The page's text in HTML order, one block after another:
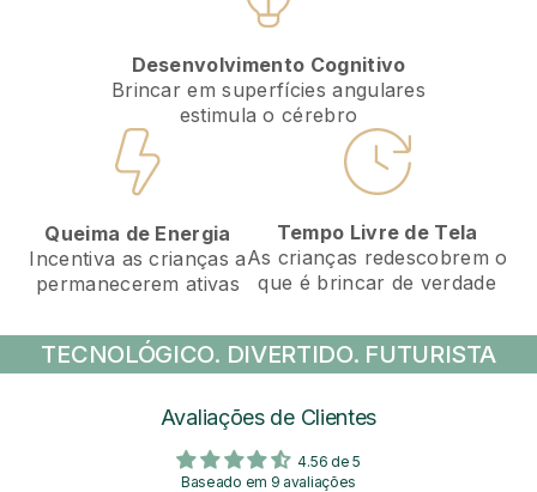
Desenvolvimento Cognitivo
Brincar em superfícies angulares
estimula o cérebro
Queima de Energia
Incentiva as crianças a
permanecerem ativas
Tempo Livre de Tela
As crianças redescobrem o
que é brincar de verdade
TECNOLÓGICO. DIVERTIDO. FUTURISTA
Avaliações de Clientes
4.56 de 5
Baseado em 9 avaliações